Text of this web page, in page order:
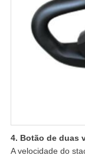
4. Botão de duas
A velocidade do